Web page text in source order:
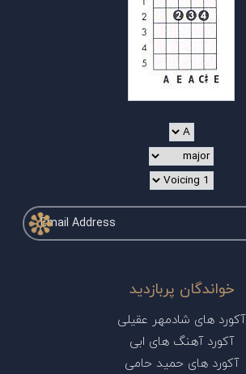
خواندگان پربازدید
آکورد های شادمهر عقیلی
آکورد آهنگ های ابی
آکورد های حمید حامی